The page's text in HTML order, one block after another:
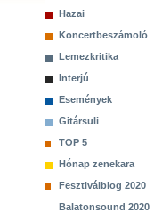
Hazai
Koncertbeszámoló
Lemezkritika
Interjú
Események
Gitársuli
TOP 5
Hónap zenekara
Fesztiválblog 2020
Balatonsound 2020